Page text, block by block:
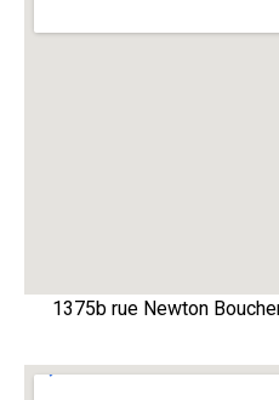
1375b rue Newton